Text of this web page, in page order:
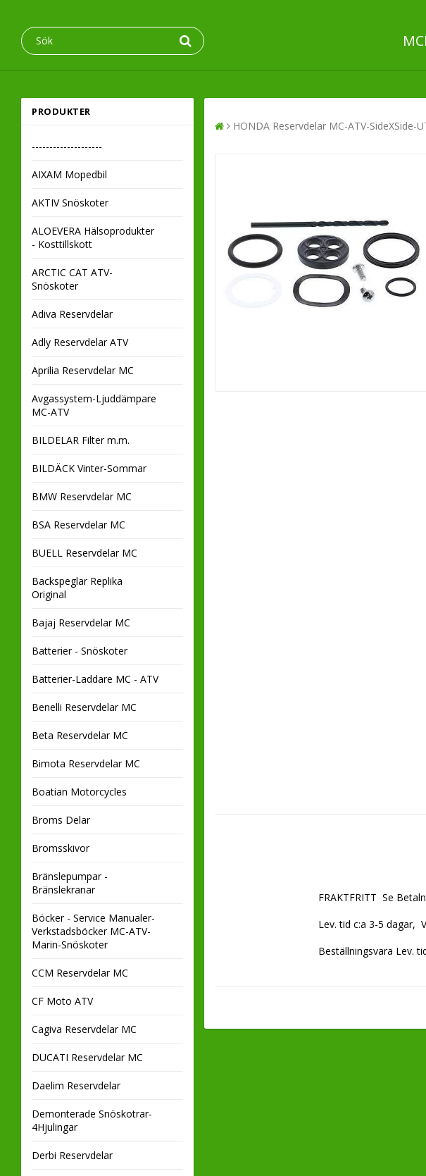
PRODUKTER
--------------------
AIXAM Mopedbil
AKTIV Snöskoter
ALOEVERA Hälsoprodukter
- Kosttillskott
ARCTIC CAT ATV-
Snöskoter
Adiva Reservdelar
Adly Reservdelar ATV
Aprilia Reservdelar MC
Avgassystem-Ljuddämpare
MC-ATV
BILDELAR Filter m.m.
BILDÄCK Vinter-Sommar
BMW Reservdelar MC
BSA Reservdelar MC
BUELL Reservdelar MC
Backspeglar Replika
Original
Bajaj Reservdelar MC
Batterier - Snöskoter
Batterier-Laddare MC - ATV
Benelli Reservdelar MC
Beta Reservdelar MC
Bimota Reservdelar MC
Boatian Motorcycles
Broms Delar
Bromsskivor
Bränslepumpar -
Bränslekranar
Böcker - Service Manualer-
Verkstadsböcker MC-ATV-
Marin-Snöskoter
CCM Reservdelar MC
CF Moto ATV
Cagiva Reservdelar MC
DUCATI Reservdelar MC
Daelim Reservdelar
Demonterade Snöskotrar-
4Hjulingar
Derbi Reservdelar
HONDA Reservdelar MC-ATV-SideXSide-
FRAKTFRITT  Se
Lev. tid c:a 3-5 dagar,
Beställningsvara Lev.